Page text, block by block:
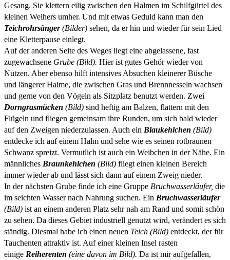
Gesang. Sie klettern eilig zwischen den Halmen im Schilfgürtel des
kleinen Weihers umher. Und mit etwas Geduld kann man den
Teichrohrsänger(Bilder) sehen, da er hin und wieder für sein Lied
eine Kletterpause einlegt.
Auf der anderen Seite des Weges liegt eine abgelassene, fast
zugewachsene Grube (Bild). Hier ist gutes Gehör wieder von
Nutzen. Aber ebenso hilft intensives Absuchen kleinerer Büsche
und längerer Halme, die zwischen Gras und Brennnesseln wachsen
und gerne von den Vögeln als Sitzplatz benutzt werden. Zwei
Dorngrasmücken (Bild) sind heftig am Balzen, flattern mit den
Flügeln und fliegen gemeinsam ihre Runden, um sich bald wieder
auf den Zweigen niederzulassen. Auch ein Blaukehlchen (Bild)
entdecke ich auf einem Halm und sehe wie es seinen rotbraunen
Schwanz spreizt. Vermutlich ist auch ein Weibchen in der Nähe. Ein
männliches Braunkehlchen (Bild) fliegt einen kleinen Bereich
immer wieder ab und lässt sich dann auf einem Zweig nieder.
In der nächsten Grube finde ich eine Gruppe Bruchwasserläufer, die
im seichten Wasser nach Nahrung suchen. Ein Bruchwasserläufer
(Bild) ist an einem anderen Platz sehr nah am Rand und somit schön
zu sehen. Da dieses Gebiet industriell genutzt wird, verändert es sich
ständig. Diesmal habe ich einen neuen Teich (Bild) entdeckt, der für
Tauchenten attraktiv ist. Auf einer kleinen Insel rasten
einige Reiherenten (eine davon im Bild). Da ist mir aufgefallen,